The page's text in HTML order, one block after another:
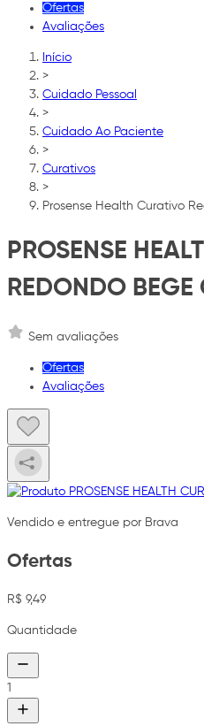
Ofertas
Avaliações
Início
>
Cuidado Pessoal
>
Cuidado Ao Paciente
>
Curativos
>
Prosense Health Curativo
PROSENSE
REDONDO
Sem avaliações
Ofertas
Avaliações
Vendido e entregue por Brava
Ofertas
R$ 9,49
Quantidade
1